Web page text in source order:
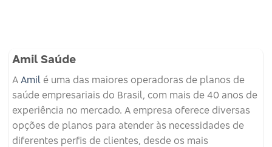
Amil Saúde
A Amil é uma das maiores operadoras de planos de
saúde empresariais do Brasil, com mais de 40 anos de
experiência no mercado. A empresa oferece diversas
opções de planos para atender às necessidades de
diferentes perfis de clientes, desde os mais